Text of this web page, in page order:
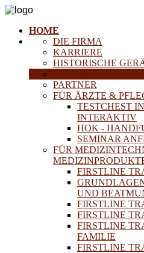
HOME
DIE FIRMA
KARRIERE
HISTORISCHE
PARTNER
FÜR ÄRZTE &
TESTCHEST
INTERAKTIV
HOK -
SEMINAR
FÜR
FIRSTLINE
UND
FIRSTLINE
FIRSTLINE
FIRSTLINE
FAMILIE
FIRSTLINE